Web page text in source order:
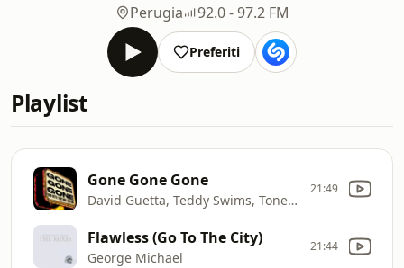
Perugia
92.0 - 97.2 FM
Preferiti
Playlist
Gone Gone Gone
David Guetta, Teddy Swims, Tones And I
21:49
Flawless (Go To The City)
George Michael
21:44